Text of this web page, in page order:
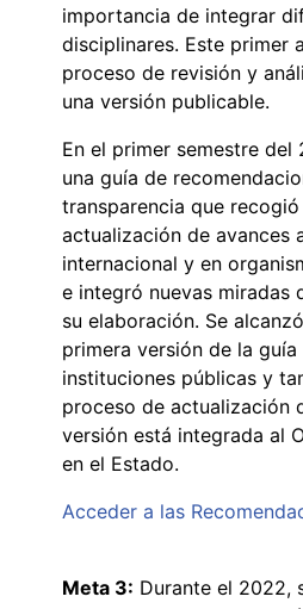
importancia de integrar
disciplinares. Este primer
proceso de revisión y
una versión publicable.
En el primer semestre
una guía de
transparencia que recogió
actualización de avances
internacional y en
e integró nuevas miradas
su elaboración. Se
primera versión de la guía
instituciones públicas y
proceso de actualización
versión está integrada al
en el Estado.
Acceder a las
Meta 3: Durante el 2022,